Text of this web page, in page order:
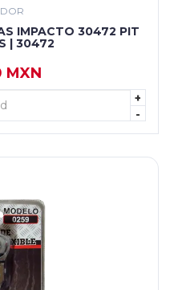
IMPACTO 30472 PIT
| 30472
MXN
+
-